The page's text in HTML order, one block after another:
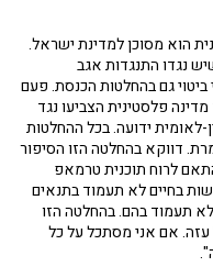
הוא מסוכן למדינת ישראל.
נגדו התנגדות אגב
גם בהחלטות הכנסת. פעם
רק בעד מדינה פלסטינית הצביעו נגד
לאומית ידועה. בכל ההחלטות
דווקא בהחלטה הזו הסיפור
לרוח תוכנית טרמאפ
בחיים לא תעמוד בתנאים
תעמוד בהם. בהחלטה הזו
אם אני מסתכל על כל